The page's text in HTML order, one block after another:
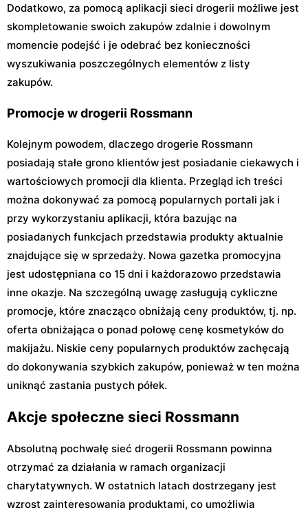
Dodatkowo, za pomocą aplikacji sieci drogerii możliwe jest
skompletowanie swoich zakupów zdalnie i dowolnym
momencie podejść i je odebrać bez konieczności
wyszukiwania poszczególnych elementów z listy
zakupów.
Promocje w drogerii Rossmann
Kolejnym powodem, dlaczego drogerie Rossmann
posiadają stałe grono klientów jest posiadanie ciekawych i
wartościowych promocji dla klienta. Przegląd ich treści
można dokonywać za pomocą popularnych portali jak i
przy wykorzystaniu aplikacji, która bazując na
posiadanych funkcjach przedstawia produkty aktualnie
znajdujące się w sprzedaży. Nowa gazetka promocyjna
jest udostępniana co 15 dni i każdorazowo przedstawia
inne okazje. Na szczególną uwagę zasługują cykliczne
promocje, które znacząco obniżają ceny produktów, tj. np.
oferta obniżająca o ponad połowę cenę kosmetyków do
makijażu. Niskie ceny popularnych produktów zachęcają
do dokonywania szybkich zakupów, ponieważ w ten można
uniknąć zastania pustych półek.
Akcje społeczne sieci Rossmann
Absolutną pochwałę sieć drogerii Rossmann powinna
otrzymać za działania w ramach organizacji
charytatywnych. W ostatnich latach dostrzegany jest
wzrost zainteresowania produktami, co umożliwia